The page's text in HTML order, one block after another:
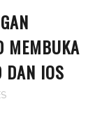
MEMBUKA
DAN IOS